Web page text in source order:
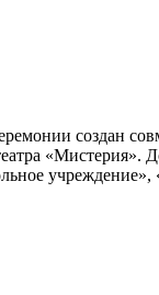
создан
учреждение»,